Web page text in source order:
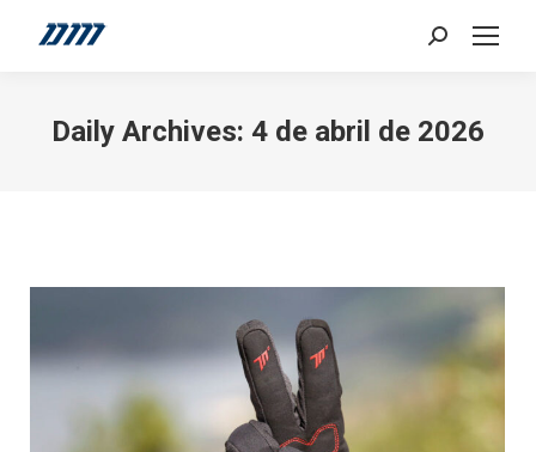
Search:
Daily Archives: 4 de abril de 2026